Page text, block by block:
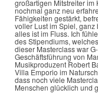
großartigen Mitstreiter im
nochmal ganz neu
Fähigkeiten gestärkt,
voller Lust im Spiel, ganz
alles ist im Fluss. Ich
des Stipendiums,
dieser Masterclass war
Geschäftsführung von
Musikproduzent Robert
Villa Emporio im
dass noch viele
Menschen glücklich und